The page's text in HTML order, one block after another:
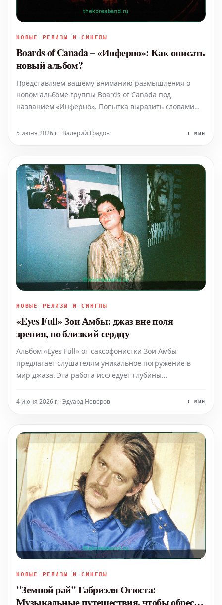
НОВЫЕ РЕЛИЗЫ И СИНГЛЫ
Boards of Canada – «Инферно»: Как описать
новый альбом?
Представляем вашему вниманию размышления о
новом альбоме группы Boards of Canada под
названием «Инферно». Попытка выразить словами
музыкальной работы – непростая задача. Давайте
5 июня 2026 г. · Валерий Градов 1 МИН
НОВЫЕ РЕЛИЗЫ И СИНГЛЫ
«Eyes Full» Зои Амбы: джаз вне поля
зрения, но близкий сердцу
Альбом «Eyes Full» от саксофонистки Зои Амбы
предлагает слушателям уникальное погружение в
мир джаза. Эта работа исследует глубины
рамки привычного, обращаясь напрямую к чувствам
4 июня 2026 г. · Эдуард Неверов 1 МИН
НОВЫЕ РЕЛИЗЫ И СИНГЛЫ
"Земной рай" Габриэля Огюста:
Музыкальные путешествия, чтобы обрести